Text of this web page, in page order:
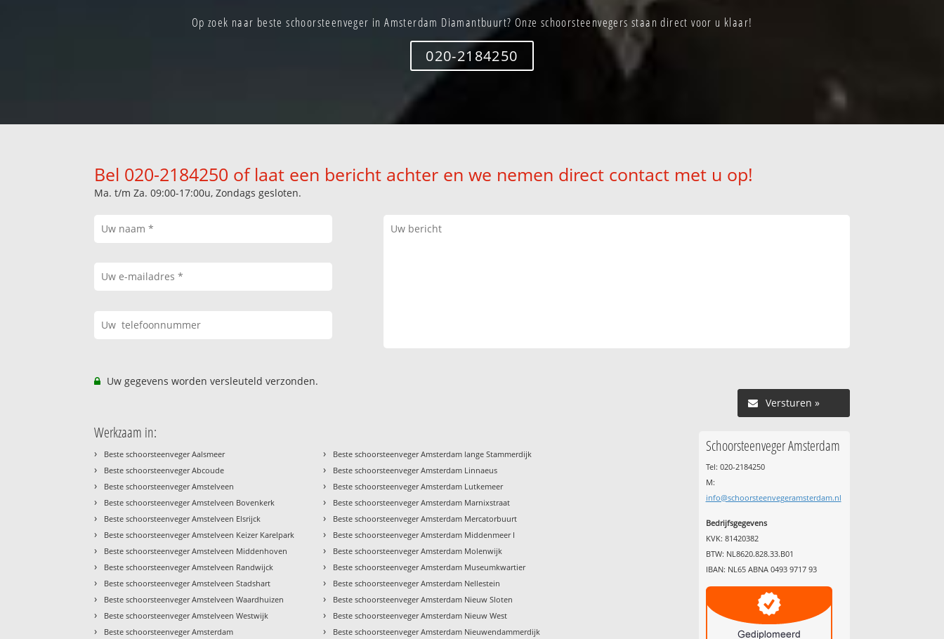
Op zoek naar beste schoorsteenveger in Amsterdam Diamantbuurt? Onze schoorsteenvegers staan direct voor u klaar!
020-2184250
Bel 020-2184250 of laat een bericht achter en we nemen direct contact met u op!
Ma. t/m Za. 09:00-17:00u, Zondags gesloten.
Uw gegevens worden versleuteld verzonden.
Versturen »
Werkzaam in:
› Beste schoorsteenveger Aalsmeer
› Beste schoorsteenveger Abcoude
› Beste schoorsteenveger Amstelveen
› Beste schoorsteenveger Amstelveen Bovenkerk
› Beste schoorsteenveger Amstelveen Elsrijck
› Beste schoorsteenveger Amstelveen Keizer Karelpark
› Beste schoorsteenveger Amstelveen Middenhoven
› Beste schoorsteenveger Amstelveen Randwijck
› Beste schoorsteenveger Amstelveen Stadshart
› Beste schoorsteenveger Amstelveen Waardhuizen
› Beste schoorsteenveger Amstelveen Westwijk
› Beste schoorsteenveger Amsterdam
› Beste schoorsteenveger Amsterdam lange Stammerdijk
› Beste schoorsteenveger Amsterdam Linnaeus
› Beste schoorsteenveger Amsterdam Lutkemeer
› Beste schoorsteenveger Amsterdam Marnixstraat
› Beste schoorsteenveger Amsterdam Mercatorbuurt
› Beste schoorsteenveger Amsterdam Middenmeer I
› Beste schoorsteenveger Amsterdam Molenwijk
› Beste schoorsteenveger Amsterdam Museumkwartier
› Beste schoorsteenveger Amsterdam Nellestein
› Beste schoorsteenveger Amsterdam Nieuw Sloten
› Beste schoorsteenveger Amsterdam Nieuw West
› Beste schoorsteenveger Amsterdam Nieuwendammerdijk
Schoorsteenveger Amsterdam
Tel: 020-2184250
M:
info@schoorsteenvegeramsterdam.nl
Bedrijfsgegevens
KVK: 81420382
BTW: NL8620.828.33.B01
IBAN: NL65 ABNA 0493 9717 93